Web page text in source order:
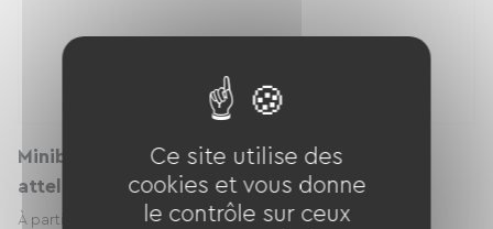
Minibus Diesel (TRAFIC 9pl-Grd Coffre-sans
attelage)
À partir de 180.00 € / jour
Ce site utilise des
cookies et vous donne
le contrôle sur ceux